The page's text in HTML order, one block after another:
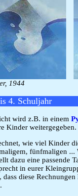
1944
4. Schuljahr
wird z.B. in einem
Kinder weitergegeben.
wie viel Kinder
fünfmaligen ...
dazu eine passende
in eurer
dass diese Rechnungen